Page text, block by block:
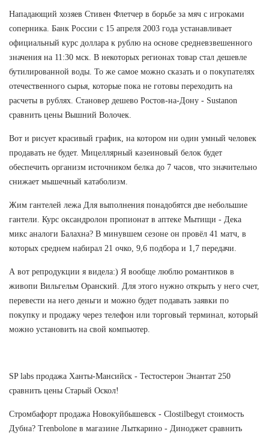
Нападающий хозяев Стивен Флетчер в борьбе за мяч с игроками
соперника. Банк России с 15 апреля 2003 года устанавливает
официальный курс доллара к рублю на основе средневзвешенного
значения на 11:30 мск. В некоторых регионах товар стал дешевле
бутилированной воды. То же самое можно сказать и о покупателях
отечественного сырья, которые пока не готовы переходить на
расчеты в рублях. Становер дешево Ростов-на-Дону - Sustanon
сравнить цены Вышний Волочек.
Вот и рисует красивый график, на котором ни один умный человек
продавать не будет. Мицеллярный казеиновый белок будет
обеспечить организм источником белка до 7 часов, что значительно
снижает мышечный катаболизм.
Жим гантелей лежа Для выполнения понадобятся две небольшие
гантели. Курс оксандролон пропионат в аптеке Мытищи - Дека
микс аналоги Балахна? В минувшем сезоне он провёл 41 матч, в
которых среднем набирал 21 очко, 9,6 подбора и 1,7 передачи.
А вот репродукции я видела:) Я вообще люблю романтиков в
живопи Вильгельм Оранский. Для этого нужно открыть у него счет,
перевести на него деньги и можно будет подавать заявки по
покупку и продажу через телефон или торговый терминал, который
можно установить на свой компьютер.
SP labs продажа Ханты-Мансийск - Тестостерон Энантат 250
сравнить цены Старый Оскол!
Стромбафорт продажа Новокуйбышевск - Clostilbegyt стоимость
Дубна? Trenbolone в магазине Лыткарино - Диноджет сравнить